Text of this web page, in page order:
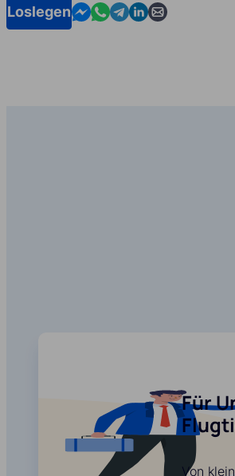
LoslegenContact us in Messenger
Contact us in WhatsApp
Contact us in
Contact us in
Contact us by
Für
Von